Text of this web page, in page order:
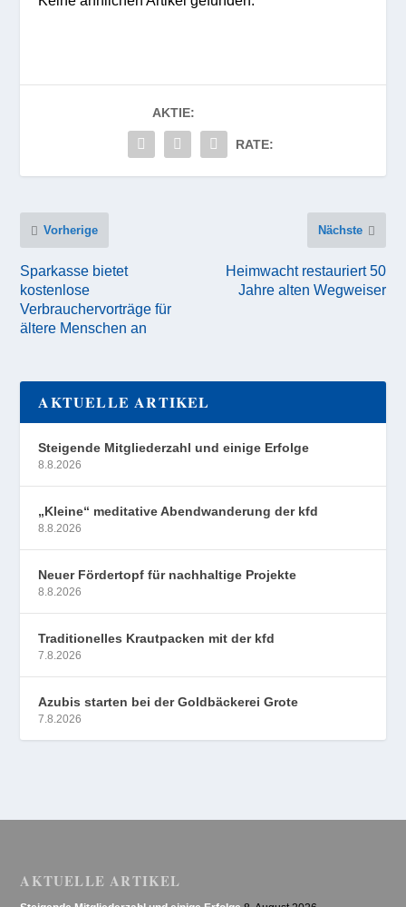
AKTIE:
RATE:
Vorherige
Sparkasse bietet
kostenlose
Verbrauchervorträge für
ältere Menschen an
Nächste
Heimwacht restauriert 50
Jahre alten Wegweiser
AKTUELLE ARTIKEL
Steigende Mitgliederzahl und einige Erfolge
8.8.2026
„Kleine“ meditative Abendwanderung der kfd
8.8.2026
Neuer Fördertopf für nachhaltige Projekte
8.8.2026
Traditionelles Krautpacken mit der kfd
7.8.2026
Azubis starten bei der Goldbäckerei Grote
7.8.2026
AKTUELLE ARTIKEL